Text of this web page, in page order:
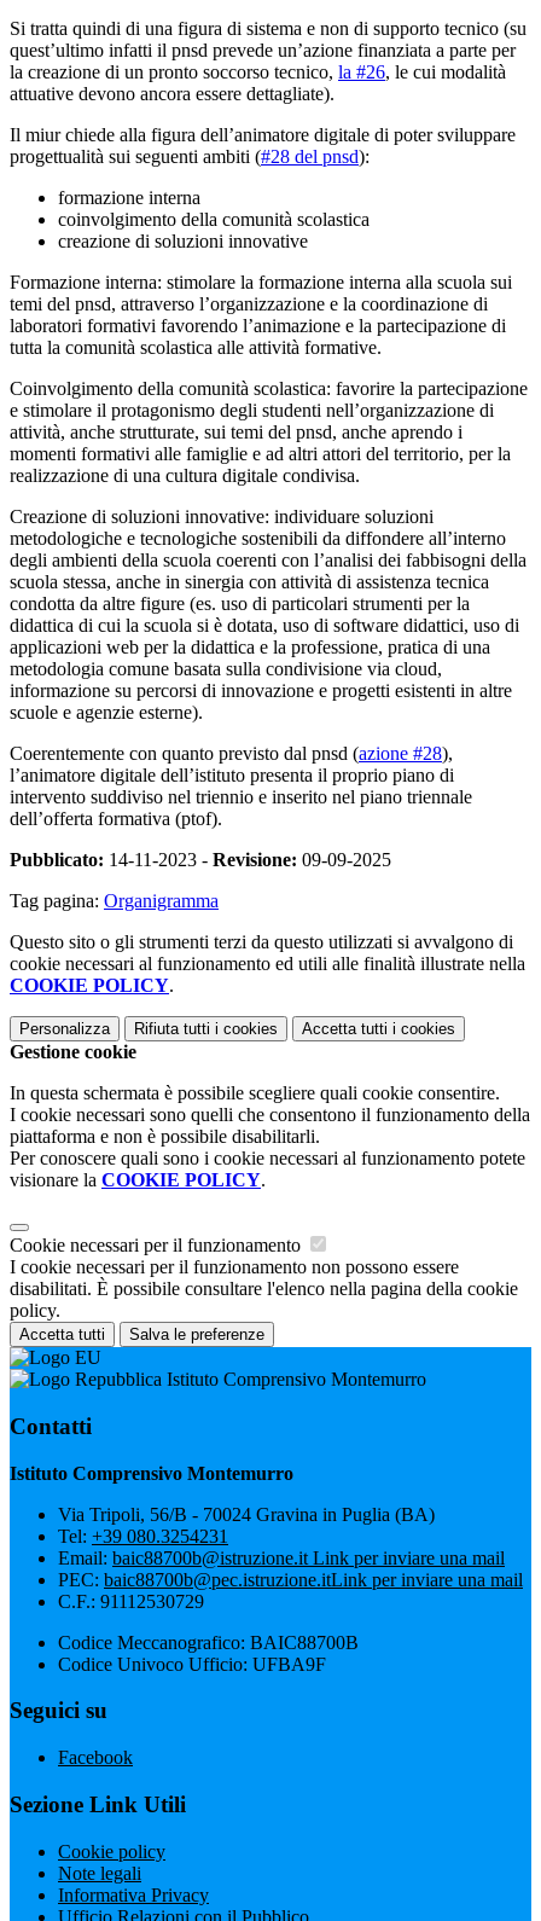
Si tratta quindi di una figura di sistema e non di supporto tecnico (su
quest’ultimo infatti il pnsd prevede un’azione finanziata a parte per
la creazione di un pronto soccorso tecnico, la #26, le cui modalità
attuative devono ancora essere dettagliate).
Il miur chiede alla figura dell’animatore digitale di poter sviluppare
progettualità sui seguenti ambiti (#28 del pnsd):
formazione interna
coinvolgimento della comunità scolastica
creazione di soluzioni innovative
Formazione interna: stimolare la formazione interna alla scuola sui
temi del pnsd, attraverso l’organizzazione e la coordinazione di
laboratori formativi favorendo l’animazione e la partecipazione di
tutta la comunità scolastica alle attività formative.
Coinvolgimento della comunità scolastica: favorire la partecipazione
e stimolare il protagonismo degli studenti nell’organizzazione di
attività, anche strutturate, sui temi del pnsd, anche aprendo i
momenti formativi alle famiglie e ad altri attori del territorio, per la
realizzazione di una cultura digitale condivisa.
Creazione di soluzioni innovative: individuare soluzioni
metodologiche e tecnologiche sostenibili da diffondere all’interno
degli ambienti della scuola coerenti con l’analisi dei fabbisogni della
scuola stessa, anche in sinergia con attività di assistenza tecnica
condotta da altre figure (es. uso di particolari strumenti per la
didattica di cui la scuola si è dotata, uso di software didattici, uso di
applicazioni web per la didattica e la professione, pratica di una
metodologia comune basata sulla condivisione via cloud,
informazione su percorsi di innovazione e progetti esistenti in altre
scuole e agenzie esterne).
Coerentemente con quanto previsto dal pnsd (azione #28),
l’animatore digitale dell’istituto presenta il proprio piano di
intervento suddiviso nel triennio e inserito nel piano triennale
dell’offerta formativa (ptof).
Pubblicato: 14-11-2023 - Revisione: 09-09-2025
Tag pagina: Organigramma
Questo sito o gli strumenti terzi da questo utilizzati si avvalgono di
cookie necessari al funzionamento ed utili alle finalità illustrate nella
COOKIE POLICY.
Personalizza Rifiuta tutti i cookies Accetta tutti i cookies
Gestione cookie
In questa schermata è possibile scegliere quali cookie consentire.
I cookie necessari sono quelli che consentono il funzionamento della
piattaforma e non è possibile disabilitarli.
Per conoscere quali sono i cookie necessari al funzionamento potete
visionare la COOKIE POLICY.
Cookie necessari per il funzionamento
I cookie necessari per il funzionamento non possono essere
disabilitati. È possibile consultare l'elenco nella pagina della cookie
policy.
Accetta tutti Salva le preferenze
Istituto Comprensivo Montemurro
Contatti
Istituto Comprensivo Montemurro
Via Tripoli, 56/B - 70024 Gravina in Puglia (BA)
Tel: +39 080.3254231
Email: baic88700b@istruzione.it Link per inviare una mail
PEC: baic88700b@pec.istruzione.itLink per inviare una mail
C.F.: 91112530729
Codice Meccanografico: BAIC88700B
Codice Univoco Ufficio: UFBA9F
Seguici su
Facebook
Sezione Link Utili
Cookie policy
Note legali
Informativa Privacy
Ufficio Relazioni con il Pubblico